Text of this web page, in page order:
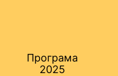
Програма
2025